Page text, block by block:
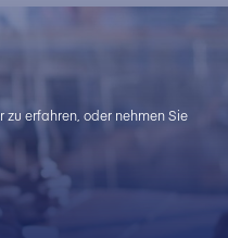
zu erfahren, oder nehmen Sie